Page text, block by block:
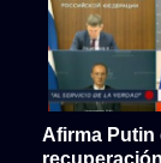
Afirma Putin